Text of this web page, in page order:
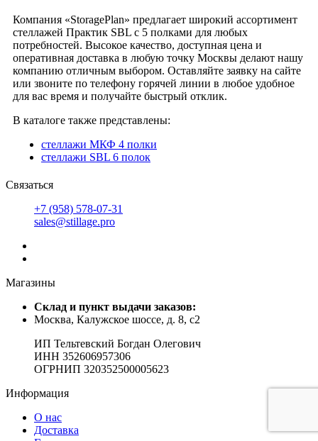
Компания «StoragePlan» предлагает широкий ассортимент
стеллажей Практик SBL c 5 полками для любых
потребностей. Высокое качество, доступная цена и
оперативная доставка в любую точку Москвы делают нашу
компанию отличным выбором. Оставляйте заявку на сайте
или звоните по телефону горячей линии в любое удобное
для вас время и получайте быстрый отклик.
В каталоге также представлены:
стеллажи МКФ 4 полки
стеллажи SBL 6 полок
Связаться
+7 (958) 578-07-31
sales@stillage.pro
Магазины
Cклад и пункт выдачи заказов:
Москва, Калужское шоссе, д. 8, с2
ИП Тельтевский Богдан Олегович
ИНН 352606957306
ОГРНИП 320352500005623
Информация
О нас
Доставка